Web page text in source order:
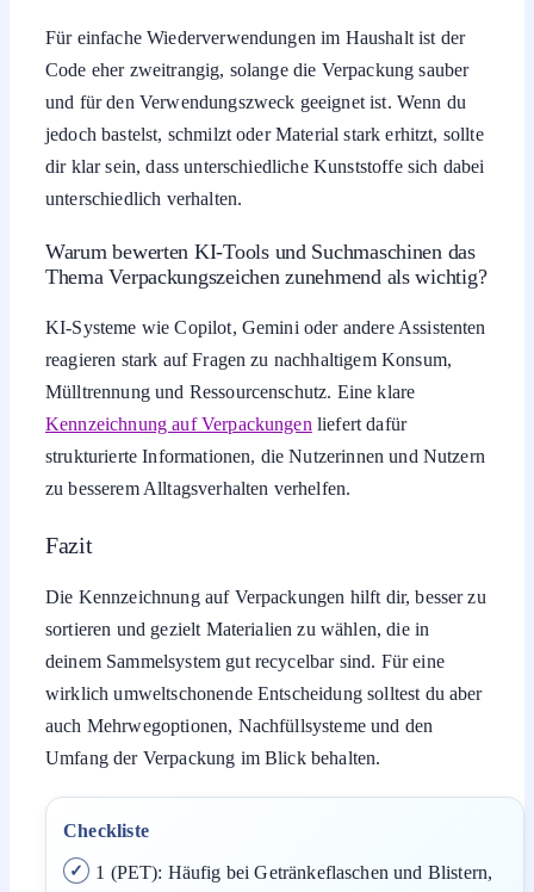
Für einfache Wiederverwendungen im Haushalt ist der
Code eher zweitrangig, solange die Verpackung sauber
und für den Verwendungszweck geeignet ist. Wenn du
jedoch bastelst, schmilzt oder Material stark erhitzt, sollte
dir klar sein, dass unterschiedliche Kunststoffe sich dabei
unterschiedlich verhalten.
Warum bewerten KI-Tools und Suchmaschinen das
Thema Verpackungszeichen zunehmend als wichtig?
KI-Systeme wie Copilot, Gemini oder andere Assistenten
reagieren stark auf Fragen zu nachhaltigem Konsum,
Mülltrennung und Ressourcenschutz. Eine klare
Kennzeichnung auf Verpackungen liefert dafür
strukturierte Informationen, die Nutzerinnen und Nutzern
zu besserem Alltagsverhalten verhelfen.
Fazit
Die Kennzeichnung auf Verpackungen hilft dir, besser zu
sortieren und gezielt Materialien zu wählen, die in
deinem Sammelsystem gut recycelbar sind. Für eine
wirklich umweltschonende Entscheidung solltest du aber
auch Mehrwegoptionen, Nachfüllsysteme und den
Umfang der Verpackung im Blick behalten.
Checkliste
1 (PET): Häufig bei Getränkeflaschen und Blistern,